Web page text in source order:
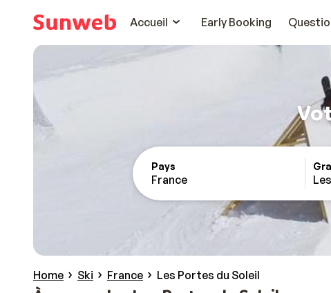
Accueil
Early Booking
Pays
France
Home Ski France Les Portes du Soleil